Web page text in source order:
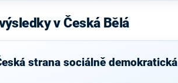
v Česká Bělá
strana sociálně demokratická